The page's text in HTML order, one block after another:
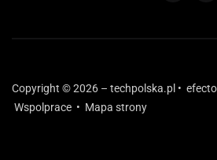
Copyright © 2026 – techpolska.pl •
Wspolprace • Mapa strony